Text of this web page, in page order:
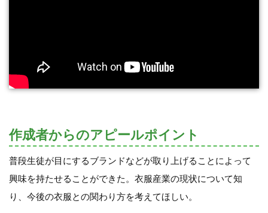
作成者からのアピールポイント
普段生徒が目にするブランドなどが取り上げることによって
興味を持たせることができた。衣服産業の現状について知
り、今後の衣服との関わり方を考えてほしい。